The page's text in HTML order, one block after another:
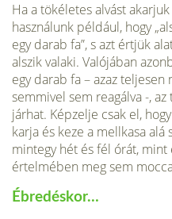
Ha a tökéletes alvást
használunk pél­dául, hogy
egy darab fa”, s azt értjük
alszik valaki. Valójában
egy darab fa – azaz
semmivel sem reagálva -,
jár­hat. Képzelje csak el,
karja és keze a mellkasa alá
mintegy hét és fél órát, mint
értelmében meg sem
Ébredéskor…